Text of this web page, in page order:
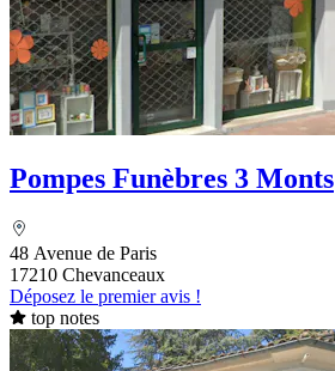
Pompes Funèbres 3 Monts
48 Avenue de Paris
17210 Chevanceaux
Déposez le premier avis !
top notes